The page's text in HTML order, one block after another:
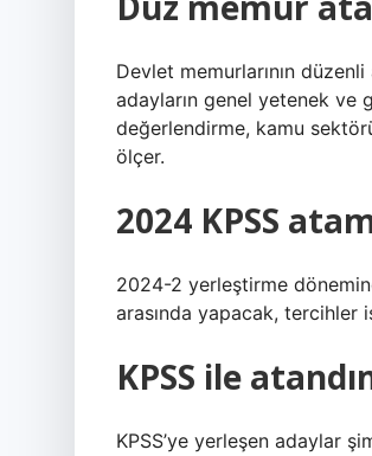
Devlet memurlarının
adayların genel yetenek ve
değerlendirme, kamu
ölçer.
2024 KPSS
2024-2 yerleştirme
arasında yapacak, tercihler
KPSS ile
KPSS’ye yerleşen adaylar